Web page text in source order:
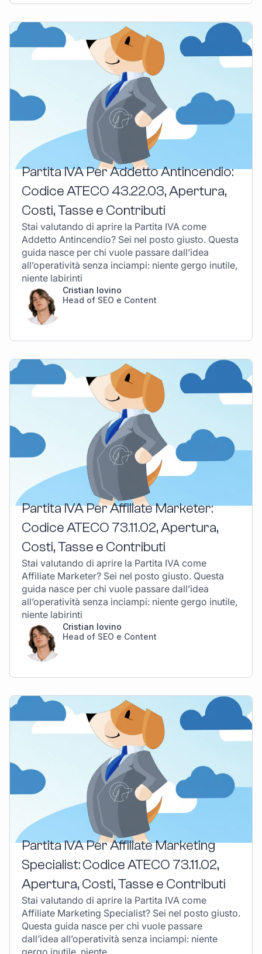
Partita IVA Per Addetto Antincendio:
Codice ATECO 43.22.03, Apertura,
Costi, Tasse e Contributi
Stai valutando di aprire la Partita IVA come
Addetto Antincendio? Sei nel posto giusto. Questa
guida nasce per chi vuole passare dall’idea
all’operatività senza inciampi: niente gergo inutile,
niente labirinti
Cristian Iovino
Head of SEO e Content
Partita IVA Per Affiliate Marketer:
Codice ATECO 73.11.02, Apertura,
Costi, Tasse e Contributi
Stai valutando di aprire la Partita IVA come
Affiliate Marketer? Sei nel posto giusto. Questa
guida nasce per chi vuole passare dall’idea
all’operatività senza inciampi: niente gergo inutile,
niente labirinti
Cristian Iovino
Head of SEO e Content
Partita IVA Per Affiliate Marketing
Specialist: Codice ATECO 73.11.02,
Apertura, Costi, Tasse e Contributi
Stai valutando di aprire la Partita IVA come
Affiliate Marketing Specialist? Sei nel posto giusto.
Questa guida nasce per chi vuole passare
dall’idea all’operatività senza inciampi: niente
gergo inutile, niente